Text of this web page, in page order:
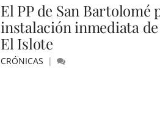
El PP de San Bartolomé
instalación inmediata
El Islote
CRÓNICAS